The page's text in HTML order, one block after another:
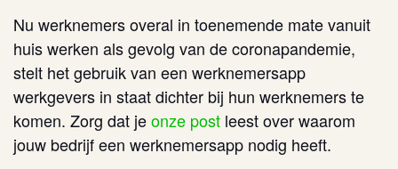
Nu werknemers overal in toenemende mate vanuit
huis werken als gevolg van de coronapandemie,
stelt het gebruik van een werknemersapp
werkgevers in staat dichter bij hun werknemers te
komen. Zorg dat jeonze post leest over waarom
jouw bedrijf een werknemersapp nodig heeft.